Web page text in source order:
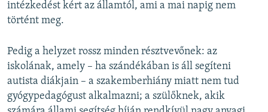
intézkedést kért az államtól, ami a mai napig nem
történt meg.
Pedig a helyzet rossz minden résztvevőnek: az
iskolának, amely – ha szándékában is áll segíteni
autista diákjain – a szakemberhiány miatt nem tud
gyógypedagógust alkalmazni; a szülőknek, akik